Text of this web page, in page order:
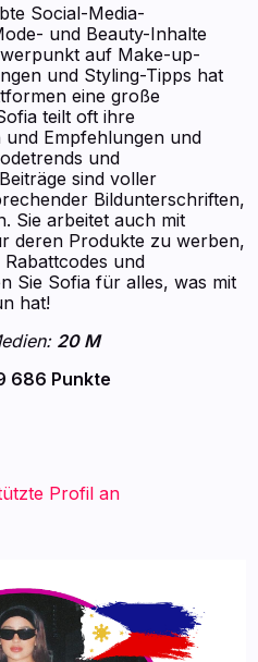
Social-Media-
und Beauty-Inhalte
auf Make-up-
und Styling-Tipps hat
eine große
teilt oft ihre
Empfehlungen und
und
sind voller
Bildunterschriften,
Sie arbeitet auch mit
deren Produkte zu werben,
und
Sie Sofia für alles, was mit
hat!
20 M
686 Punkte
Profil an